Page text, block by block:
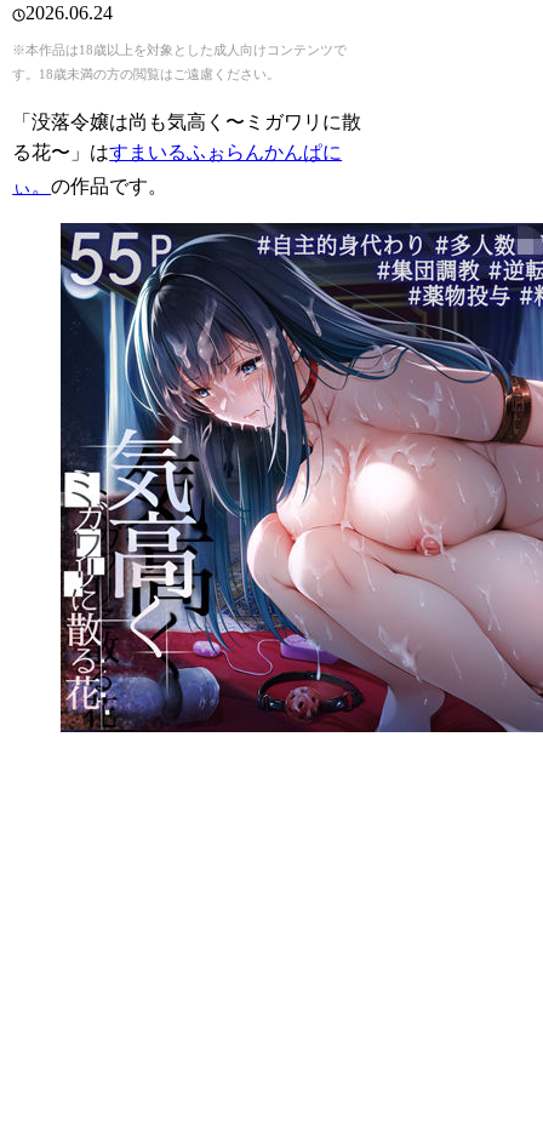
2026.06.24
※本作品は18歳以上を対象とした成人向けコンテンツで
す。18歳未満の方の閲覧はご遠慮ください。
「没落令嬢は尚も気高く〜ミガワリに散
る花〜」はすまいるふぉらんかんぱに
ぃ。の作品です。